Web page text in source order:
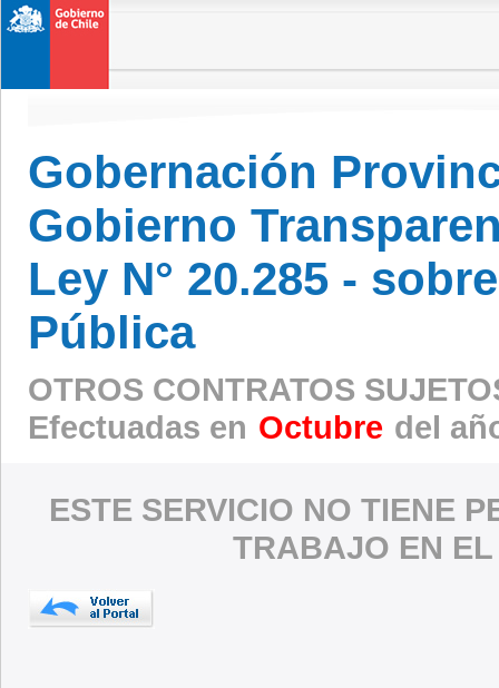
Gobernación
Gobierno
Ley N° 20.285 -
Pública
OTROS CONTRATOS
Efectuadas en Octubre del
ESTE SERVICIO NO TIENE
TRABAJO EN